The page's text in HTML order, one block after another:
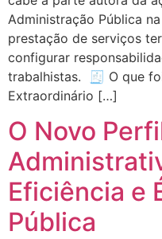
Administração Pública
prestação de serviços
configurar
trabalhistas. 🧾 O que
Extraordinário […]
O Novo
Eficiência e
Pública